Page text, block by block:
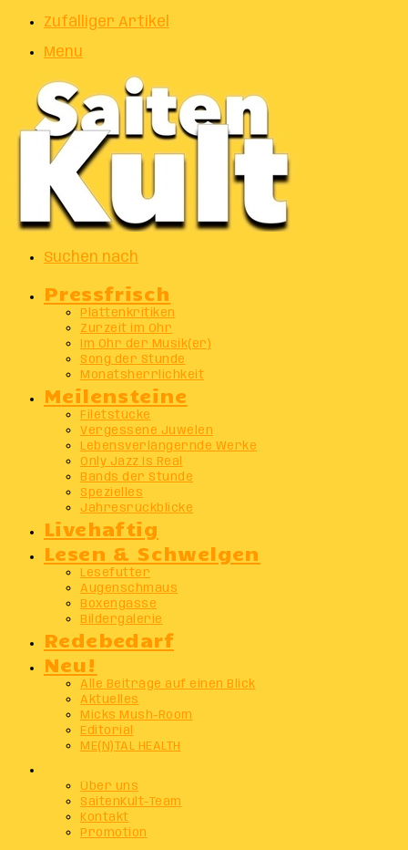
Zufälliger Artikel
Menu
Suchen nach
Pressfrisch
Plattenkritiken
Zurzeit im Ohr
Im Ohr der Musik(er)
Song der Stunde
Monatsherrlichkeit
Meilensteine
Filetstücke
Vergessene Juwelen
Lebensverlängernde Werke
Only Jazz Is Real
Bands der Stunde
Spezielles
Jahresrückblicke
Livehaftig
Lesen & Schwelgen
Lesefutter
Augenschmaus
Boxengasse
Bildergalerie
Redebedarf
Neu!
Alle Beiträge auf einen Blick
Aktuelles
Micks Mush-Room
Editorial
ME(N)TAL HEALTH
Über uns
SaitenKult-Team
Kontakt
Promotion